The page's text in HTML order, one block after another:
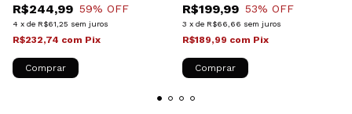
R$244,99 59% OFF
4 x de R$61,25 sem juros
R$232,74 com Pix
Comprar
R$199,99 53% OFF
3 x de R$66,66 sem juros
R$189,99 com Pix
Comprar